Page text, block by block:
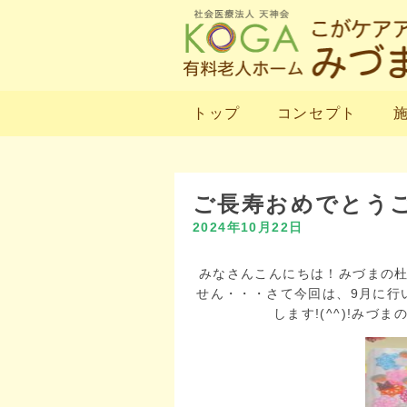
トップ コンセプト
ご長寿おめでとう
2024年10月22日
みなさんこんにちは！みづまの
せん・・・さて今回は、9月に
します!(^^)!みづま